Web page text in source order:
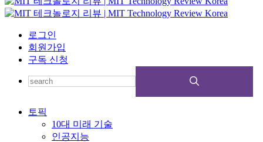
로그인
회원가입
구독 신청
토픽
10대 미래 기술
인공지능